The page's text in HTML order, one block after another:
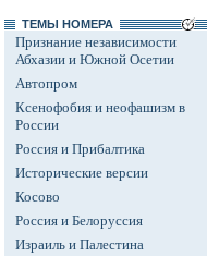
ТЕМЫ НОМЕРА
Признание независимости
Абхазии и Южной Осетии
Автопром
Ксенофобия и неофашизм в
России
Россия и Прибалтика
Исторические версии
Косово
Россия и Белоруссия
Израиль и Палестина